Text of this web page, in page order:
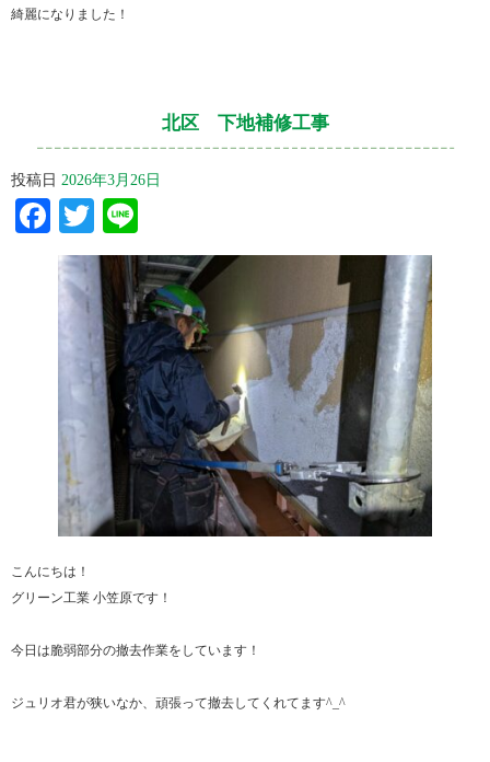
綺麗になりました！
北区 下地補修工事
投稿日 2026年3月26日
Facebook
Twitter
こんにちは！
グリーン工業 小笠原です！
今日は脆弱部分の撤去作業をしています！
ジュリオ君が狭いなか、頑張って撤去してくれてます^⁠_⁠^